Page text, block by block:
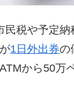
民税や予定
1日外出券の
から50万